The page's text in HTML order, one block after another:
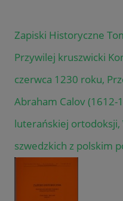
Zapiski Historyczne
Przywilej kruszwicki
czerwca 1230 roku,
Abraham Calov (1612-
luterańskiej ortodoksji,
szwedzkich z polskim